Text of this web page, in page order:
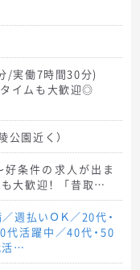
/実働7時間30分)
イムも大歓迎◎
公園近く）
条件の求人が出ま
大歓迎！ 「昔取…
週払いＯＫ／20代・
代活躍中／40代・50
活…